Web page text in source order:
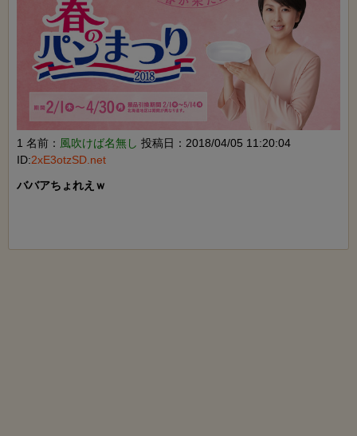
1 名前： 風吹けば名無し 投稿日：2018/04/05 11:20:04
ID:2xE3otzSD.net
ババアちょれえｗ